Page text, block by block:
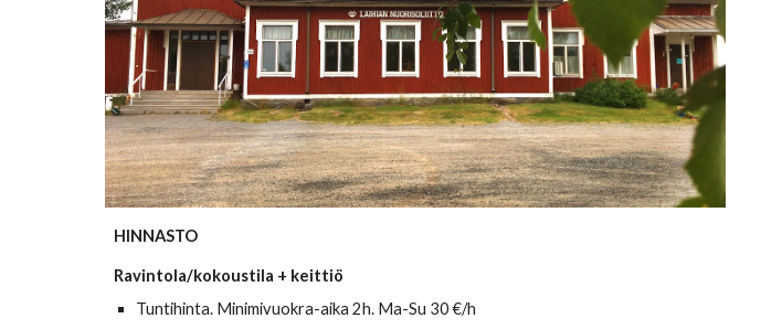
HINNASTO
Ravintola/kokoustila + keittiö
Tuntihinta. Minimivuokra-aika 2h. Ma-Su 30 €/h